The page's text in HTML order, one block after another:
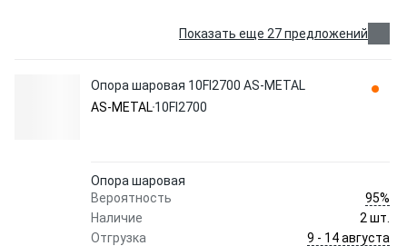
Показать еще 27 предложений
Опора шаровая 10FI2700 AS-METAL
AS-METAL10FI2700
Опора шаровая
Вероятность
95%
Наличие
2 шт.
Отгрузка
9 - 14 августа